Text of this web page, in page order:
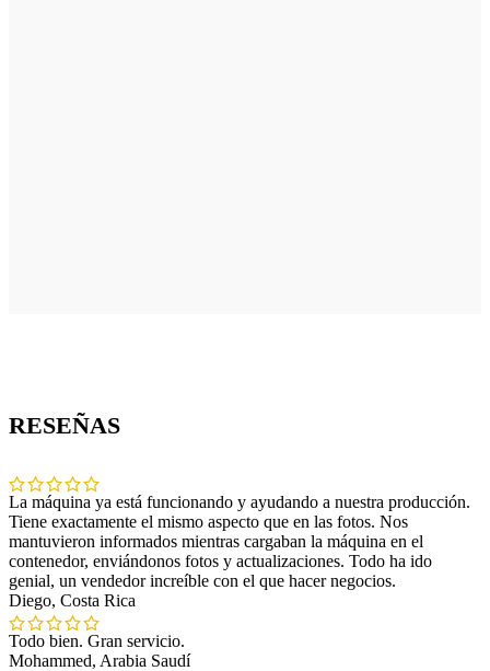
RESEÑAS
La máquina ya está funcionando y ayudando a nuestra producción.
Tiene exactamente el mismo aspecto que en las fotos. Nos
mantuvieron informados mientras cargaban la máquina en el
contenedor, enviándonos fotos y actualizaciones. Todo ha ido
genial, un vendedor increíble con el que hacer negocios.
Diego, Costa Rica
Todo bien. Gran servicio.
Mohammed, Arabia Saudí